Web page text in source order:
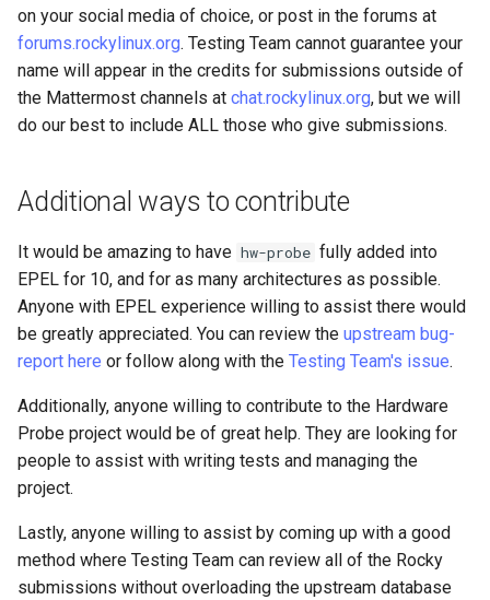
on your social media of choice, or post in the forums at
forums.rockylinux.org. Testing Team cannot guarantee your
name will appear in the credits for submissions outside of
the Mattermost channels at chat.rockylinux.org, but we will
do our best to include ALL those who give submissions.
Additional ways to contribute
It would be amazing to have hw-probe fully added into
EPEL for 10, and for as many architectures as possible.
Anyone with EPEL experience willing to assist there would
be greatly appreciated. You can review the upstream bug-
report here or follow along with the Testing Team's issue.
Additionally, anyone willing to contribute to the Hardware
Probe project would be of great help. They are looking for
people to assist with writing tests and managing the
project.
Lastly, anyone willing to assist by coming up with a good
method where Testing Team can review all of the Rocky
submissions without overloading the upstream database